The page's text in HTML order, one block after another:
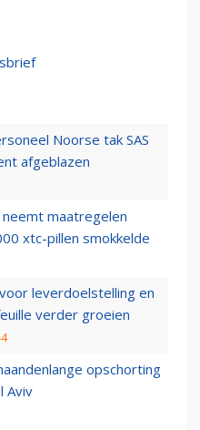
Noorse tak SAS
afgeblazen
neemt maatregelen
xtc-pillen smokkelde
leverdoelstelling en
verder groeien
opschorting
Aviv